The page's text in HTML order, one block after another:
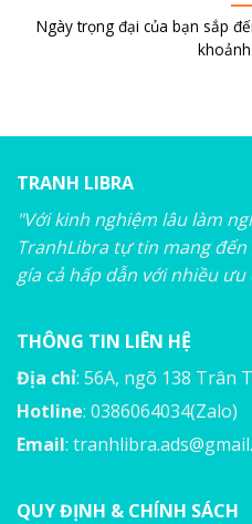
Ngày trọng đại của bạn sắp
khoảnh
TRANH LIBRA
"Với kinh nghiệm lâu làm
TranhLibra tự tin mang
gía cả hấp dẫn với nhiều ưu
THÔNG TIN LIÊN HỆ
Địa chỉ: 56A, ngõ 138 Trân
Hotline: 0386064034(Zalo)
Email:
QUY ĐỊNH & CHÍNH SÁCH